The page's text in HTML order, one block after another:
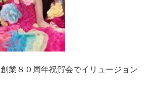
業８０周年祝賀会でイリュージョン